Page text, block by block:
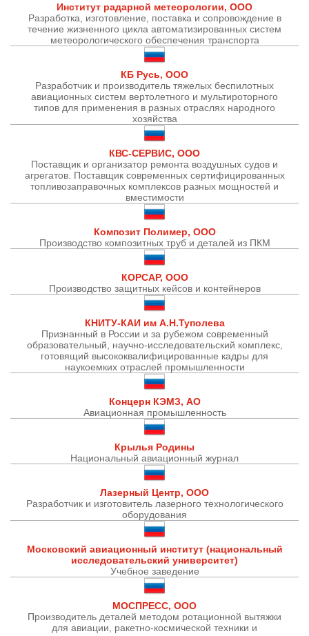
Институт радарной метеорологии, ООО
Разработка, изготовление, поставка и сопровождение в
течение жизненного цикла автоматизированных систем
метеорологического обеспечения транспорта
КБ Русь, ООО
Разработчик и производитель тяжелых беспилотных
авиационных систем вертолетного и мультироторного
типов для применения в разных отраслях народного
хозяйства
КВС-СЕРВИС, ООО
Поставщик и организатор ремонта воздушных судов и
агрегатов. Поставщик современных сертифицированных
топливозаправочных комплексов разных мощностей и
вместимости
Композит Полимер, ООО
Производство композитных труб и деталей из ПКМ
КОРСАР, ООО
Производство защитных кейсов и контейнеров
КНИТУ-КАИ им А.Н.Туполева
Признанный в России и за рубежом современный
образовательный, научно-исследовательский комплекс,
готовящий высококвалифицированные кадры для
наукоемких отраслей промышленности
Концерн КЭМЗ, АО
Авиационная промышленность
Крылья Родины
Национальный авиационный журнал
Лазерный Центр, ООО
Разработчик и изготовитель лазерного технологического
оборудования
Московский авиационный институт (национальный
исследовательский университет)
Учебное заведение
МОСПРЕСС, ООО
Производитель деталей методом ротационной вытяжки
для авиации, ракетно-космической техники и